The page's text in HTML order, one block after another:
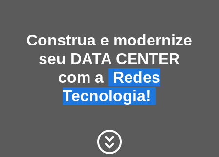
Construa e modernize
seu DATA CENTER
com a Redes
Tecnologia!